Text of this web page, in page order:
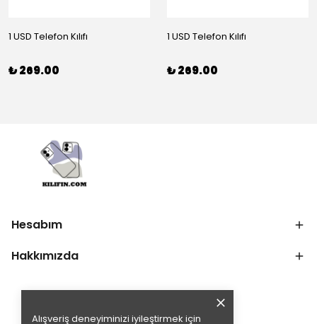
Alışveriş deneyiminizi iyileştirmek için
1 USD Telefon Kılıfı
₺ 269.00
1 USD Telefon Kılıfı
₺ 269.00
Hesabım
Hakkımızda